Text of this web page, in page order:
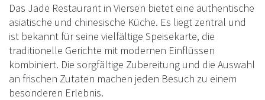
Das Jade Restaurant in Viersen bietet eine authentische
asiatische und chinesische Küche. Es liegt zentral und
ist bekannt für seine vielfältige Speisekarte, die
traditionelle Gerichte mit modernen Einflüssen
kombiniert. Die sorgfältige Zubereitung und die Auswahl
an frischen Zutaten machen jeden Besuch zu einem
besonderen Erlebnis.